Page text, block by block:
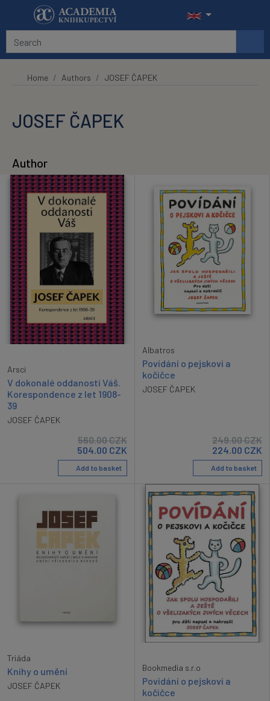
Skip to main content
Home Authors JOSEF ČAPEK
JOSEF ČAPEK
Author
Arsci
V dokonalé oddanosti Váš.
Korespondence z let 1908-
39
JOSEF ČAPEK
560.00CZK
504.00 CZK
Add to basket
Albatros
Povídání o pejskovi a
kočičce
JOSEF ČAPEK
249.00CZK
224.00 CZK
Add to basket
Triáda
Knihy o umění
JOSEF ČAPEK
Bookmedia s.r.o
Povídání o pejskovi a
kočičce